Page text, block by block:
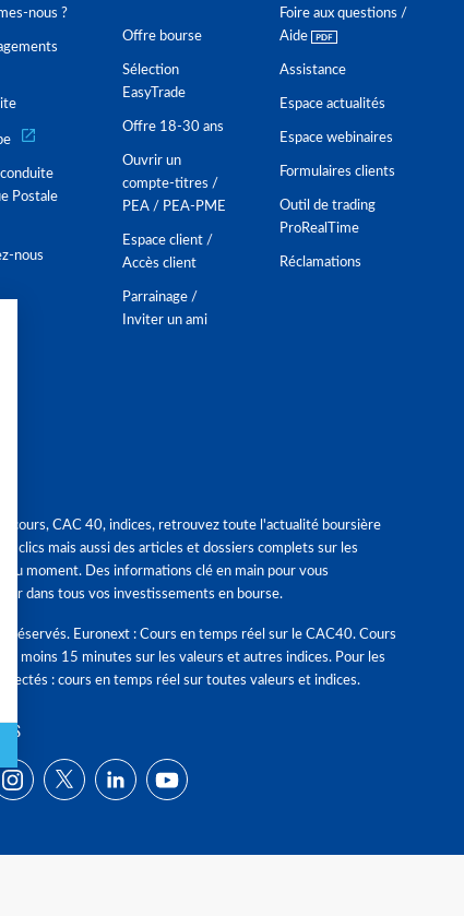
nous ?
Postale
nous
Offre bourse
Sélection
EasyTrade
Offre 18-30 ans
Ouvrir un
compte-titres /
PEA / PEA-PME
Espace client /
Accès client
Parrainage /
Inviter un ami
Foire aux questions /
Aide
Assistance
Espace actualités
Espace webinaires
Formulaires clients
Outil de trading
ProRealTime
Réclamations
cours, CAC 40, indices, retrouvez toute l'actualité boursière
clics mais aussi des articles et dossiers complets sur les
du moment. Des informations clé en main pour vous
dans tous vos investissements en bourse.
réservés. Euronext : Cours en temps réel sur le CAC40. Cours
moins 15 minutes sur les valeurs et autres indices. Pour les
: cours en temps réel sur toutes valeurs et indices.
de confidentialité, en garantissant la conformité avec les